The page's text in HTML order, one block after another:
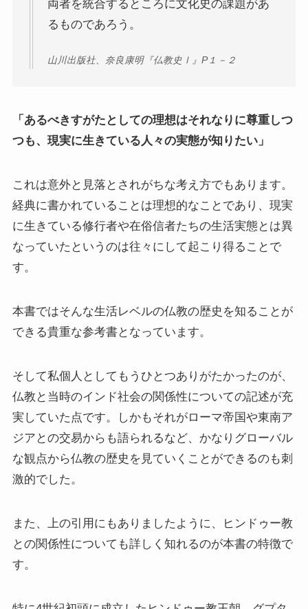
マルクス・エンゲルスの生涯と思想背景
ディストピア・SF小説から考える現代社会
ロシアの偉大な作家プーシキン・ゴーゴリ
ロシアの巨人トルストイ
ニーチェとドストエフスキー
愛すべき遍歴の騎士ドン・キホーテ
フランス文学と歴史・文化
『レ・ミゼラブル』をもっと楽しむために
ブログ筆者イチオシの作家エミール・ゾラ
イギリス・ドイツ文学と歴史・文化
両者を統合するところに文化史の課題があ
るものであろう。
山川出版社、奈良康明『仏教史Ⅰ』P１－２
「あるべきすがたとしての理想はそれなりに尊重しつ
つも、現実に生きている人々の実態が知りたい」
これは意外と見落とされがちな考え方でもあります。
経典に書かれていることは理想的なことであり、現実
に生きている修行者や在俗信者たちの生活実態とは異
なっていたというのは往々にして起こり得ることで
す。
本書ではそんな生活レベルの仏教の歴史を知ることが
できる貴重な参考書となっています。
そして私個人としてもうひとつありがたかったのが、
仏教と当時のインド社会の関係性についての記述が充
実していた点です。しかもそれがローマ帝国や東南ア
ジアとの交易からも語られるなど、かなりグローバル
な観点から仏教の歴史を見ていくことができるのも刺
激的でした。
また、上の引用にもありましたように、ヒンドゥー教
との関係性についても詳しく知れるのが本書の特徴で
す。